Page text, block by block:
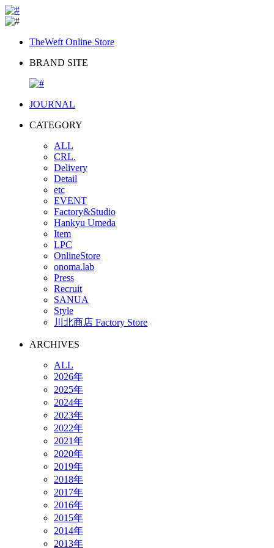
TheWeft Online Store
BRAND SITE
JOURNAL
CATEGORY
ALL
CRL.
Delivery
Detail
etc
EVENT
Factory&Studio
Hankyu Umeda
Item
LPC
OnlineStore
onoma.lab
Press
Recruit
SANUA
Style
川北商店 Factory Store
ARCHIVES
ALL
2026年
2025年
2024年
2023年
2022年
2021年
2020年
2019年
2018年
2017年
2016年
2015年
2014年
2013年